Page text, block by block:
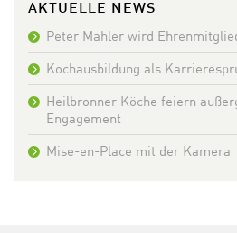
AKTUELLE NEWS
Peter Mahler wird
Kochausbildung als
Heilbronner Köche feiern
Engagement
Mise-en-Place mit der Kamera